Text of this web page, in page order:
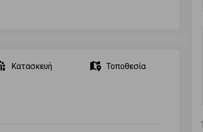
Κατασκευή Τοποθεσία